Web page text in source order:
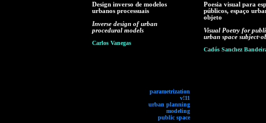
Design inverso de modelos
urbanos processuais
Inverse design of urban
procedural models
Carlos Vanegas
parametrization
v!11
urban planning
modeling
public space
Poesia visual para
públicos, espaço
objeto
Visual Poetry for
urban space subject-
Cadós Sanchez